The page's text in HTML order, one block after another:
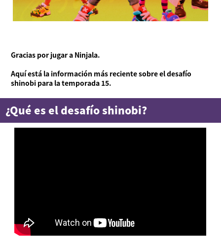
Gracias por jugar a Ninjala.
Aquí está la información más reciente sobre el desafío
shinobi para la temporada 15.
¿Qué es el desafío shinobi?